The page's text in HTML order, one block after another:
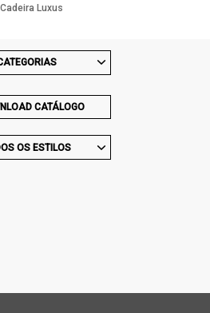
Aged Champagne
Cadeira Luxus
CATÁLOGO
OS ESTILOS